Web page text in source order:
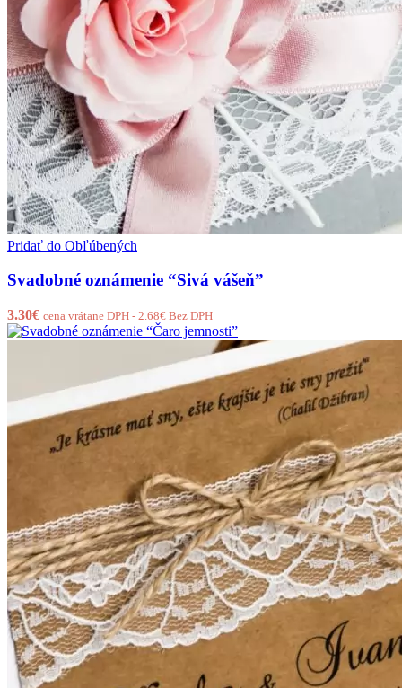
Pridať do Obľúbených
Svadobné oznámenie “Sivá vášeň”
3.30€ cena vrátane DPH - 2.68€ Bez DPH